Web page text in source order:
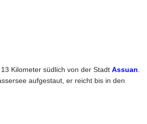
Kilometer südlich von der Stadt Assuan
aufgestaut, er reicht bis in den